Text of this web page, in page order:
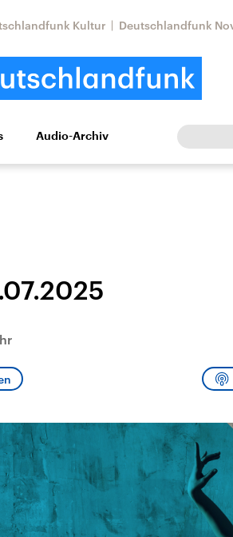
Kultur Deutschlandfunk
Kultur Europa
Lage und
Überfall der
Israel hat in der
wieder die
entfacht. Israel
die Hamas
Diese wird wie
Hisbollah im Libanon
Iran unterstützt.
Der Iran – seit der
Islamischen
von einem
Religionsführer
regierter Staat im
Osten. Eine
zu Israel und zu den
ist fest in der
Staatsideologie
verankert.
Audio-Archiv